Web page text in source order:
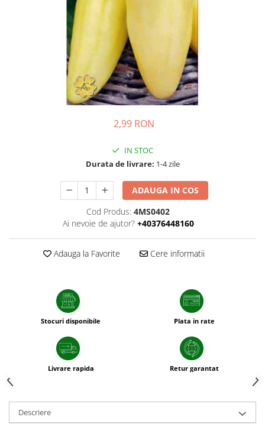
patrunjel
2,99 RON
IN STOC
Durata de livrare: 1-4 zile
ADAUGA IN COS
Cod Produs: 4MS0402
Ai nevoie de ajutor? +40376448160
Adauga la Favorite Cere informatii
Stocuri disponibile Plata in rate
Livrare rapida Retur garantat
Descriere